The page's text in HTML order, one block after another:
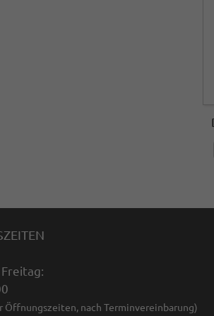
Öffnungszeiten, nach Terminvereinbarung)